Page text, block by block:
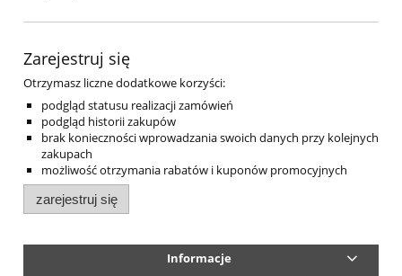
Zarejestruj się
Otrzymasz liczne dodatkowe korzyści:
podgląd statusu realizacji zamówień
podgląd historii zakupów
brak konieczności wprowadzania swoich danych przy kolejnych
zakupach
możliwość otrzymania rabatów i kuponów promocyjnych
zarejestruj się
Informacje